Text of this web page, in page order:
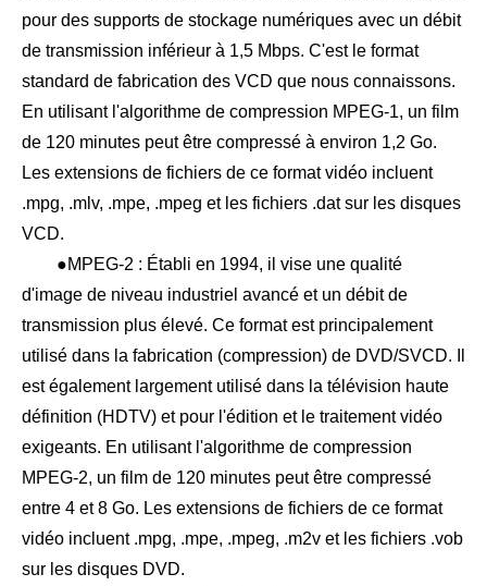
pour des supports de stockage numériques avec un débit
de transmission inférieur à 1,5 Mbps. C'est le format
standard de fabrication des VCD que nous connaissons.
En utilisant l'algorithme de compression MPEG-1, un film
de 120 minutes peut être compressé à environ 1,2 Go.
Les extensions de fichiers de ce format vidéo incluent
.mpg, .mlv, .mpe, .mpeg et les fichiers .dat sur les disques
VCD.
●MPEG-2 : Établi en 1994, il vise une qualité
d'image de niveau industriel avancé et un débit de
transmission plus élevé. Ce format est principalement
utilisé dans la fabrication (compression) de DVD/SVCD. Il
est également largement utilisé dans la télévision haute
définition (HDTV) et pour l'édition et le traitement vidéo
exigeants. En utilisant l'algorithme de compression
MPEG-2, un film de 120 minutes peut être compressé
entre 4 et 8 Go. Les extensions de fichiers de ce format
vidéo incluent .mpg, .mpe, .mpeg, .m2v et les fichiers .vob
sur les disques DVD.